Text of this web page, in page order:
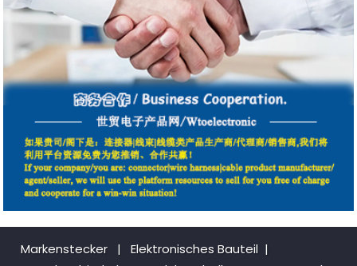
Markenstecker | Elektronisches Bauteil |